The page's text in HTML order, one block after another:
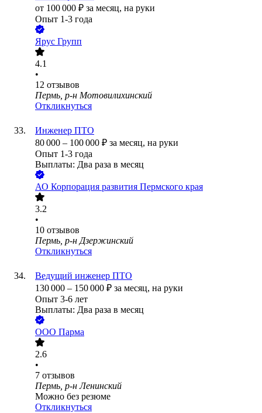
от 100 000 ₽ за месяц, на руки
Опыт 1-3 года
Ярус Групп
4.1
•
12 отзывов
Пермь, р-н Мотовилихинский
Откликнуться
Инженер ПТО
80 000 – 100 000 ₽ за месяц, на руки
Опыт 1-3 года
Выплаты: Два раза в месяц
АО Корпорация развития Пермского края
3.2
•
10 отзывов
Пермь, р-н Дзержинский
Откликнуться
Ведущий инженер ПТО
130 000 – 150 000 ₽ за месяц, на руки
Опыт 3-6 лет
Выплаты: Два раза в месяц
ООО Парма
2.6
•
7 отзывов
Пермь, р-н Ленинский
Можно без резюме
Откликнуться